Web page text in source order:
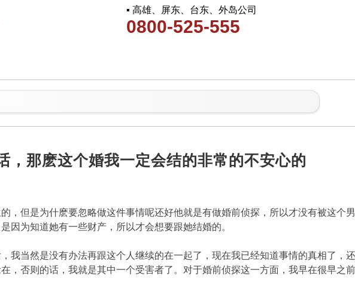
▪ 高雄、屏东、台东、外岛公司
0800-525-555
，那麽这个婚我一定会结的非常的不安心的
，但是为什麽要忽略做这件事情呢还好他就是有做婚前侦探，所以才没有被这个
因为知道她有一些财产，所以才会想要跟她结婚的。
我当然是没有办法再跟这个人继续的在一起了，现在我已经知道事情的真相了，
，否则的话，我就是其中一个受害者了。对于婚前侦探这一方面，我早在很早之